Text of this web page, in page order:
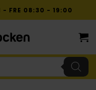
- FRE 08:30 - 19:00